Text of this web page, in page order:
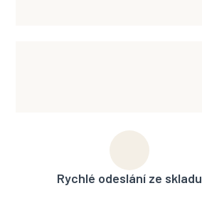
Rychlé odeslání ze skladu